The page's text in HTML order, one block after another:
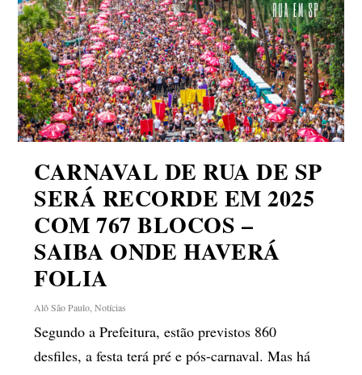
CARNAVAL DE RUA DE SP
SERÁ RECORDE EM 2025
COM 767 BLOCOS –
SAIBA ONDE HAVERÁ
FOLIA
Alô São Paulo ,Notícias
Segundo a Prefeitura, estão previstos 860
desfiles, a festa terá pré e pós-carnaval. Mas há